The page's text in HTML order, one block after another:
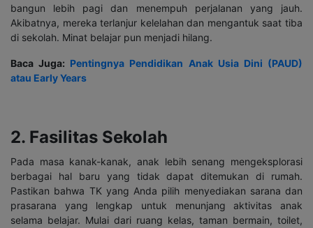
bangun lebih pagi dan menempuh perjalanan yang jauh.
Akibatnya, mereka terlanjur kelelahan dan mengantuk saat tiba
di sekolah. Minat belajar pun menjadi hilang.
Baca Juga: Pentingnya Pendidikan Anak Usia Dini (PAUD)
atau Early Years
2. Fasilitas Sekolah
Pada masa kanak-kanak, anak lebih senang mengeksplorasi
berbagai hal baru yang tidak dapat ditemukan di rumah.
Pastikan bahwa TK yang Anda pilih menyediakan sarana dan
prasarana yang lengkap untuk menunjang aktivitas anak
selama belajar. Mulai dari ruang kelas, taman bermain, toilet,